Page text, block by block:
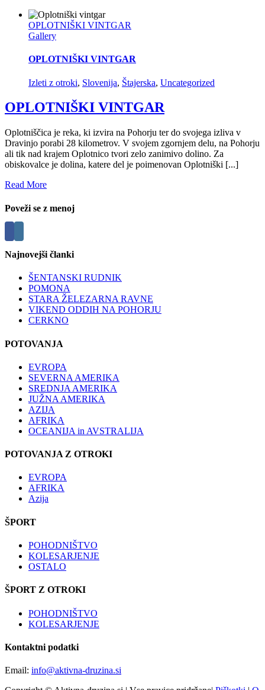
OPLOTNIŠKI VINTGAR
Gallery
OPLOTNIŠKI VINTGAR
Izleti z otroki, Slovenija, Štajerska, Uncategorized
OPLOTNIŠKI VINTGAR
Oplotniščica je reka, ki izvira na Pohorju ter do svojega izliva v
Dravinjo porabi 28 kilometrov. V svojem zgornjem delu, na Pohorju
ali tik nad krajem Oplotnico tvori zelo zanimivo dolino. Za
obiskovalce je dolina, katere del je poimenovan Oplotniški [...]
Read More
Poveži se z menoj
Najnovejši članki
ŠENTANSKI RUDNIK
POMONA
STARA ŽELEZARNA RAVNE
VIKEND ODDIH NA POHORJU
CERKNO
POTOVANJA
EVROPA
SEVERNA AMERIKA
SREDNJA AMERIKA
JUŽNA AMERIKA
AZIJA
AFRIKA
OCEANIJA in AVSTRALIJA
POTOVANJA Z OTROKI
EVROPA
AFRIKA
Azija
ŠPORT
POHODNIŠTVO
KOLESARJENJE
OSTALO
ŠPORT Z OTROKI
POHODNIŠTVO
KOLESARJENJE
Kontaktni podatki
Email: info@aktivna-druzina.si